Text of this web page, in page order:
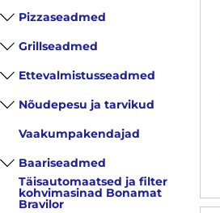
Pizzaseadmed
Grillseadmed
Ettevalmistusseadmed
Nõudepesu ja tarvikud
Vaakumpakendajad
Baariseadmed
Täisautomaatsed ja filter
kohvimasinad Bonamat
Bravilor